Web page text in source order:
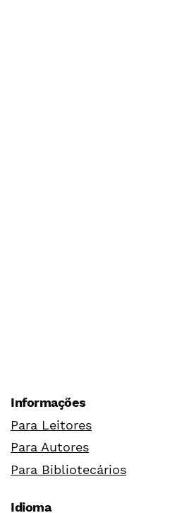
Informações
Para Leitores
Para Autores
Para Bibliotecários
Idioma